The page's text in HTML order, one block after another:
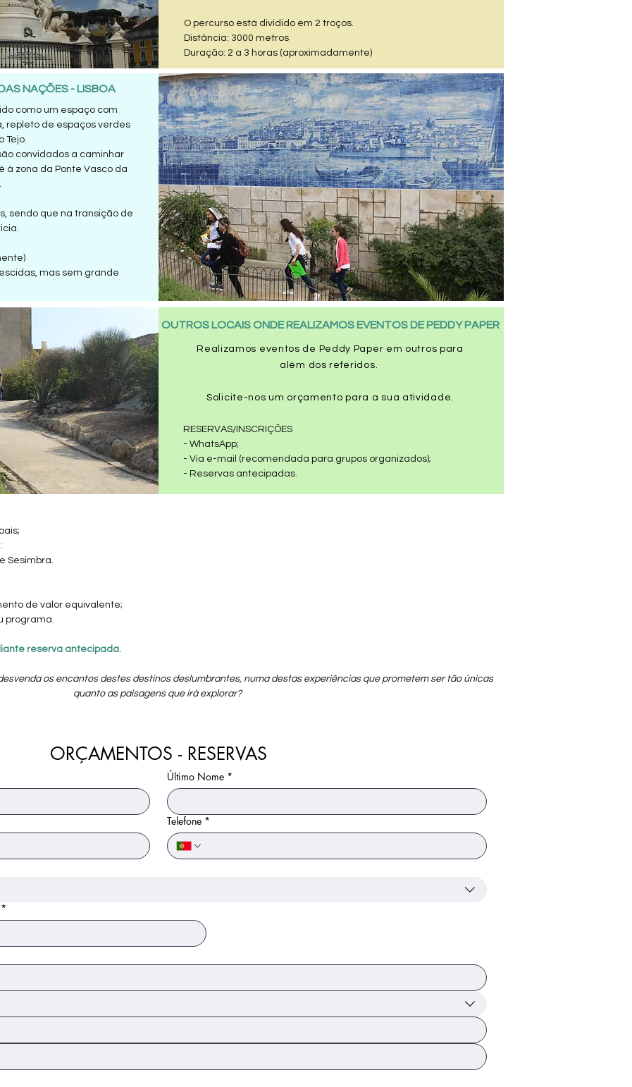
O percurso está dividido em 2 troços.
Distância: 3000 metros
Duração: 2 a 3 horas (aproximadamente)
NAÇÕES - LISBOA
como um espaço com
repleto de espaços verdes
Tejo.
convidados a caminhar
à zona da Ponte Vasco da
sendo que na transição de
mas sem grande
OUTROS LOCAIS ONDE REALIZAMOS EVENTOS DE PEDDY PAPER
Realizamos eventos de Peddy Paper em outros para
além dos referidos.
Solicite-nos um orçamento para a sua atividade.
RESERVAS/INSCRIÇÕES
- WhatsApp;
- Via e-mail (recomendada para grupos organizados);
- Reservas antecipadas.
Sesimbra.
de valor equivalente;
programa.
reserva antecipada.
os encantos destes destinos deslumbrantes, numa destas experiências que prometem ser tão únicas
quanto as paisagens que irá explorar?
ORÇAMENTOS - RESERVAS
Último Nome *
Telefone *
*